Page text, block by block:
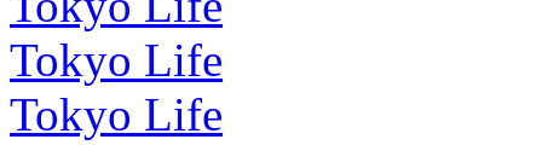
Tokyo Life
Tokyo Life